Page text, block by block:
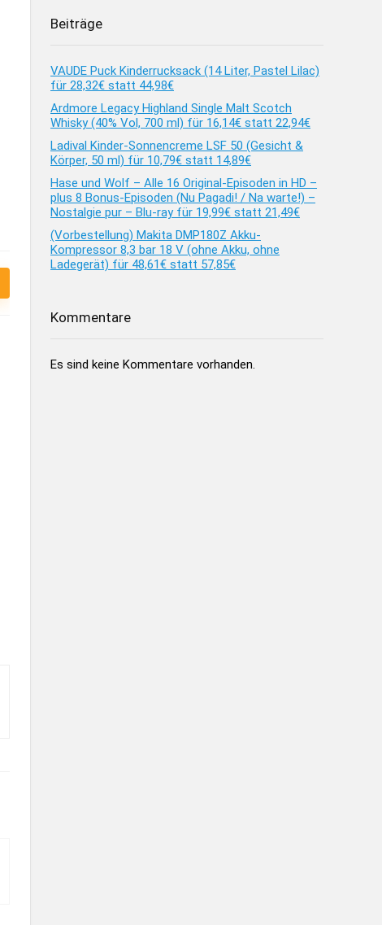
Beiträge
VAUDE Puck Kinderrucksack (14 Liter, Pastel Lilac)
für 28,32€ statt 44,98€
Ardmore Legacy Highland Single Malt Scotch
Whisky (40% Vol, 700 ml) für 16,14€ statt 22,94€
Ladival Kinder-Sonnencreme LSF 50 (Gesicht &
Körper, 50 ml) für 10,79€ statt 14,89€
Hase und Wolf – Alle 16 Original-Episoden in HD –
plus 8 Bonus-Episoden (Nu Pagadi! / Na warte!) –
Nostalgie pur – Blu-ray für 19,99€ statt 21,49€
(Vorbestellung) Makita DMP180Z Akku-
Kompressor 8,3 bar 18 V (ohne Akku, ohne
Ladegerät) für 48,61€ statt 57,85€
Kommentare
Es sind keine Kommentare vorhanden.